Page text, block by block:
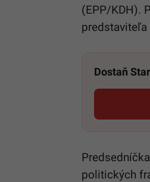
(EPP/KDH).
predstaviteľa
Dostaň
politických